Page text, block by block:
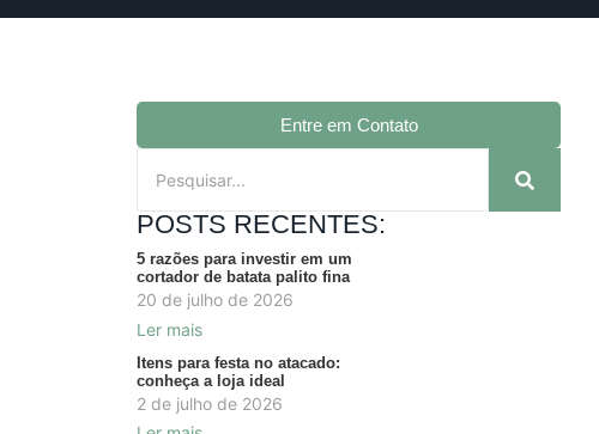
Entre em Contato
POSTS RECENTES:
5 razões para investir em um
cortador de batata palito fina
20 de julho de 2026
Ler mais
Itens para festa no atacado:
conheça a loja ideal
2 de julho de 2026